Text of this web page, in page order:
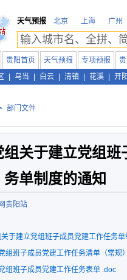
天气预报
北京 上海 广州
贵阳首页 天气预报 专项预报
乌当 白云 清镇 花溪 开
部门文件
关于建立党组班
务单制度的通知
贵阳站
于建立党组班子成员党建工作任务
组班子成员党建工作任务清单（常规
组班子成员党建工作任务表单 .doc